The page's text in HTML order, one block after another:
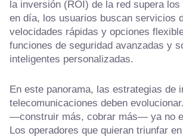
la inversión (ROI) de la red supera
en día, los usuarios buscan servicios
velocidades rápidas y opciones
funciones de seguridad avanzadas y
inteligentes personalizadas.
En este panorama, las estrategias de
telecomunicaciones deben
—construir más, cobrar más— ya no
Los operadores que quieran triunfar